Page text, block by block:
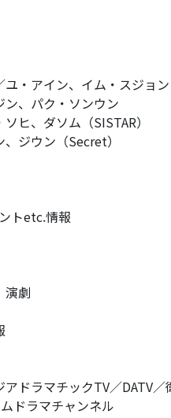
・アイン、イム・スジョ
、パク・ソンウン
ヒ、ダソム（SISTAR）
ジウン（Secret）
トetc.情報
演劇
ドラマチックTV／DATV／
ドラマチャンネル